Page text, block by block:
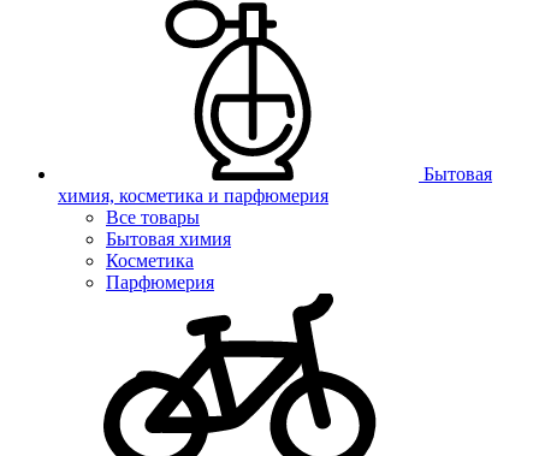
Бытовая
химия, косметика и парфюмерия
Все товары
Бытовая химия
Косметика
Парфюмерия